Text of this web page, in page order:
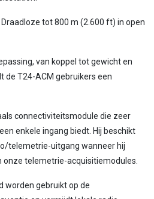
tot 800 m (2.600 ft) in open
van koppel tot gewicht en
de T24-ACM gebruikers een
connectiviteitsmodule die zeer
enkele ingang biedt. Hij beschikt
telemetrie-uitgang wanneer hij
telemetrie-acquisitiemodules.
worden gebruikt op de